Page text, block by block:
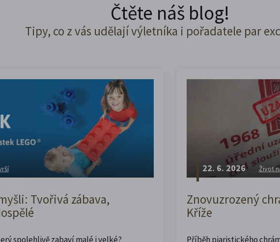
Čtěte náš blog!
Tipy, co z vás udělají výletníka i pořadatele par
Tvořivá zábava,
spolehlivě zabaví malé i velké?
22. 6. 2026 Život
Znovuzrozený
Kříže
Příběh piaristického